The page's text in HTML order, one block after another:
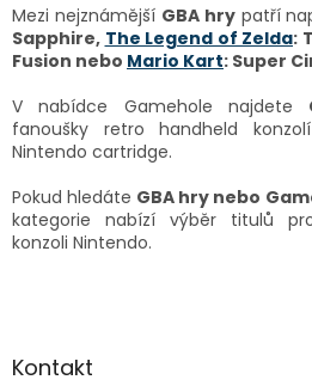
v
k
y
ý
p
u
Mezi nejznámější GBA hrypatří
Sapphire, The Legend of Zelda:
Fusion nebo Mario Kart: Super
V nabídce Gamehole najdete
fanoušky retro handheld
Nintendo cartridge.
Pokud hledáte GBA hry nebo
kategorie nabízí výběr titulů
konzoli Nintendo.
aKontakt